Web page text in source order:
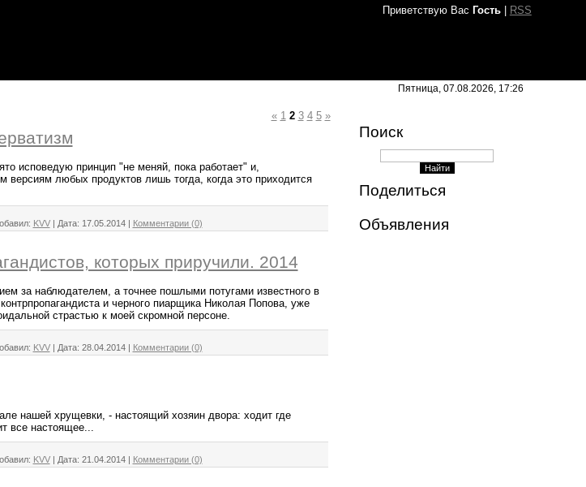
Приветствую Вас Гость| RSS
Пятница, 07.08.2026, 17:26
« 1 2 3 4 5 »
исповедую принцип "не меняй, пока работает" и,
версиям любых продуктов лишь тогда, когда это приходится
KVV | Дата: 17.05.2014 | Комментарии (0)
которых приручили. 2014
за наблюдателем, а точнее пошлыми потугами известного в
и черного пиарщика Николая Попова, уже
страстью к моей скромной персоне.
KVV | Дата: 28.04.2014 | Комментарии (0)
нашей хрущевки, - настоящий хозяин двора: ходит где
все настоящее...
KVV | Дата: 21.04.2014 | Комментарии (0)
Поиск
Поделиться
Объявления